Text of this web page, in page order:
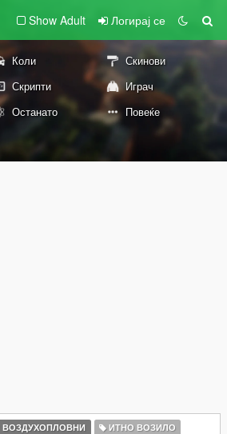
Show Adult Логирај се
Коли
Скинови
Скрипти
Играч
Останато Повеќе
ВОЗДУХОПЛОВНИ
ИТНО ВОЗИЛО